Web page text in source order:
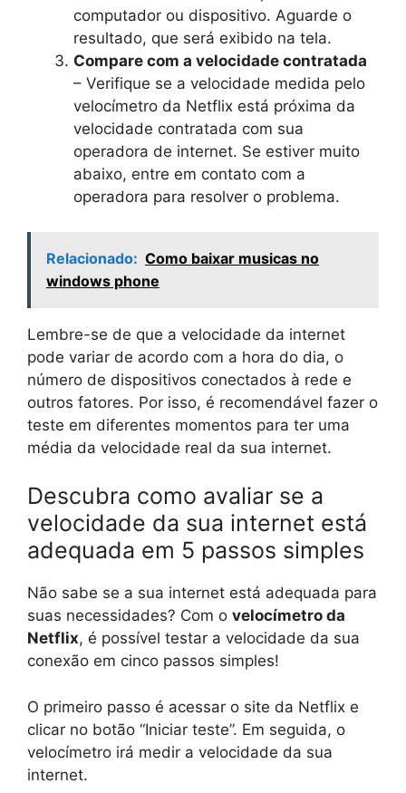
computador ou dispositivo. Aguarde o
resultado, que será exibido na tela.
Compare com a velocidade contratada
– Verifique se a velocidade medida pelo
velocímetro da Netflix está próxima da
velocidade contratada com sua
operadora de internet. Se estiver muito
abaixo, entre em contato com a
operadora para resolver o problema.
Relacionado: Como baixar musicas no
windows phone
Lembre-se de que a velocidade da internet
pode variar de acordo com a hora do dia, o
número de dispositivos conectados à rede e
outros fatores. Por isso, é recomendável fazer o
teste em diferentes momentos para ter uma
média da velocidade real da sua internet.
Descubra como avaliar se a
velocidade da sua internet está
adequada em 5 passos simples
Não sabe se a sua internet está adequada para
suas necessidades? Com o velocímetro da
Netflix, é possível testar a velocidade da sua
conexão em cinco passos simples!
O primeiro passo é acessar o site da Netflix e
clicar no botão “Iniciar teste”. Em seguida, o
velocímetro irá medir a velocidade da sua
internet.